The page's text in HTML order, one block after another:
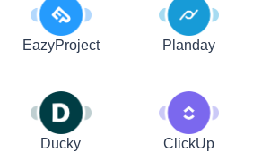
EazyProject Planday
Ducky ClickUp